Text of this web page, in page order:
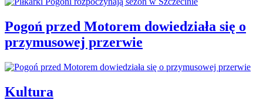
Pogoń przed Motorem dowiedziała się o
przymusowej przerwie
Kultura